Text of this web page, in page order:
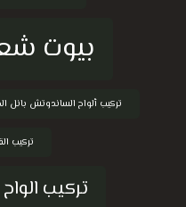
بيوت
تركيب ألواح الساندوتش بانل
تركيب
تركيب